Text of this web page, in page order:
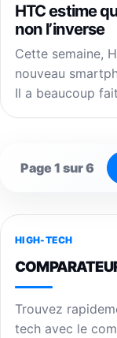
HTC estime
non l’inverse
Cette semaine,
nouveau
Il a beaucoup
Page 1 sur 6
HIGH-TECH
Trouvez
tech avec le